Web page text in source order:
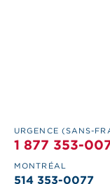
URGENCE (SANS-
1 877 353-
MONTRÉAL
514 353-0077